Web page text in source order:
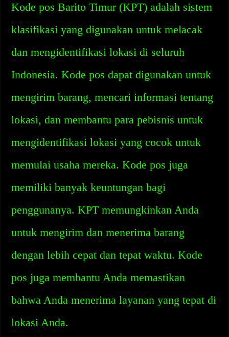
Kode pos Barito Timur (KPT) adalah sistem
klasifikasi yang digunakan untuk melacak
dan mengidentifikasi lokasi di seluruh
Indonesia. Kode pos dapat digunakan untuk
mengirim barang, mencari informasi tentang
lokasi, dan membantu para pebisnis untuk
mengidentifikasi lokasi yang cocok untuk
memulai usaha mereka. Kode pos juga
memiliki banyak keuntungan bagi
penggunanya. KPT memungkinkan Anda
untuk mengirim dan menerima barang
dengan lebih cepat dan tepat waktu. Kode
pos juga membantu Anda memastikan
bahwa Anda menerima layanan yang tepat di
lokasi Anda.